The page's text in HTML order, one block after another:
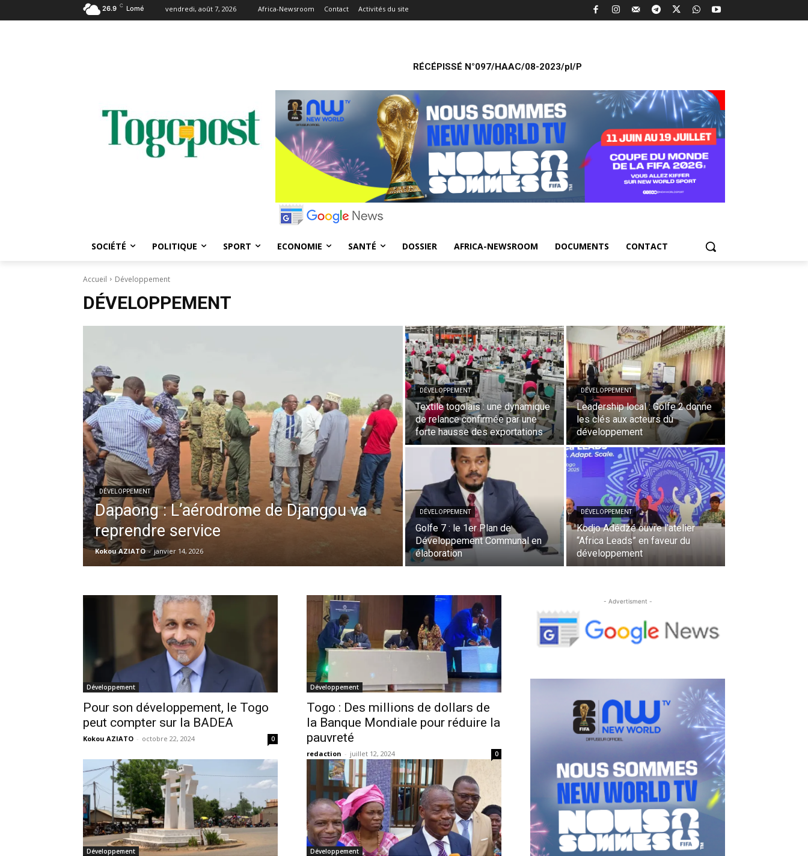
26.9 C Lomé vendredi, août 7, 2026 Africa-Newsroom Contact Activités du site
RÉCÉPISSÉ N°097/HAAC/08-2023/pl/P
SOCIÉTÉ POLITIQUE SPORT ECONOMIE SANTÉ DOSSIER AFRICA-NEWSROOM DOCUMENTS CONTACT
Accueil Développement
DÉVELOPPEMENT
DÉVELOPPEMENT
Dapaong : L’aérodrome de Djangou va
reprendre service
Kokou AZIATO - janvier 14, 2026
DÉVELOPPEMENT
Textile togolais : une dynamique
de relance confirmée par une
forte hausse des exportations
DÉVELOPPEMENT
Leadership local : Golfe 2 donne
les clés aux acteurs du
développement
DÉVELOPPEMENT
Golfe 7 : le 1er Plan de
Développement Communal en
élaboration
DÉVELOPPEMENT
Kodjo Adédzé ouvre l’atelier
“Africa Leads” en faveur du
développement
Développement
Pour son développement, le Togo
peut compter sur la BADEA
Kokou AZIATO - octobre 22, 2024 0
Développement
Togo : Des millions de dollars de
la Banque Mondiale pour réduire la
pauvreté
redaction - juillet 12, 2024 0
Développement Développement
- Advertisment -